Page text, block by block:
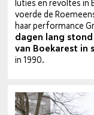
lu­ties en revoltes in
voerde de
haar per­for­man­ce
dagen lang
van Boekarest in
in 1990.